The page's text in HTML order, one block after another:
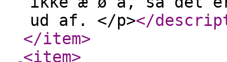
ud af. </p></
</item>
<item>